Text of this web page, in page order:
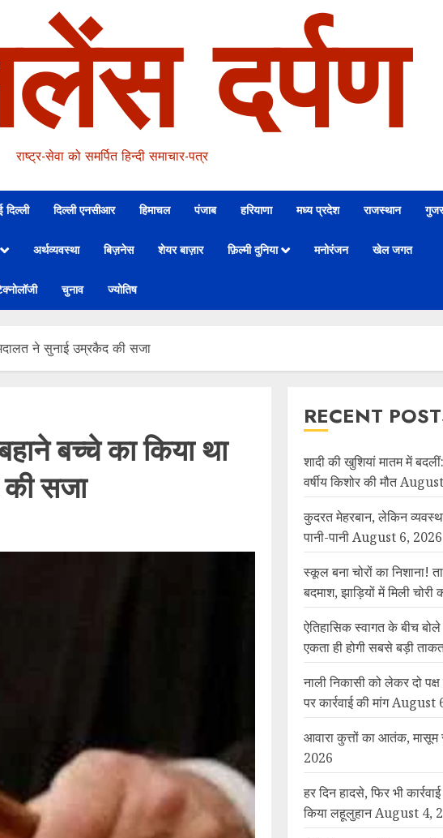
दर्पण
राष्ट्र-सेवा को समर्पित हिन्दी समाचार-पत्र
दिल्ली दिल्ली एनसीआर हिमाचल पंजाब हरियाणा मध्य प्रदेश राजस्थान
अर्थव्यवस्था बिज़नेस शेयर बाज़ार फ़िल्मी दुनिया मनोरंजन खेल जगत
चुनाव ज्योतिष
ने सुनाई उम्रकैद की सजा
बच्चे का किया था
सजा
RECENT
शादी की खुशियां मातम में
वर्षीय किशोर की मौत
कुदरत मेहरबान, लेकिन
पानी-पानी August 6, 2026
स्कूल बना चोरों का निशाना!
बदमाश, झाड़ियों में मिली चोरी
ऐतिहासिक स्वागत के बीच बोले
एकता ही होगी सबसे बड़ी
नाली निकासी को लेकर दो
पर कार्रवाई की मांग August
आवारा कुत्तों का आतंक, मासूम
2026
हर दिन हादसे, फिर भी
किया लहूलुहान August 4,